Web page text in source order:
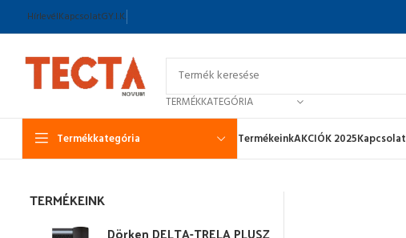
HírlevélKapcsolatGY.I.K.
TERMÉKKATEGÓRIA
Termékkategória TermékeinkAKCIÓK 2025Kapcsolat
TERMÉKEINK
Dörken DELTA-TRELA PLUSZ